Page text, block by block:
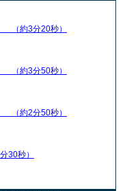
（約3分20秒）
（約3分50秒）
（約2分50秒）
30秒）